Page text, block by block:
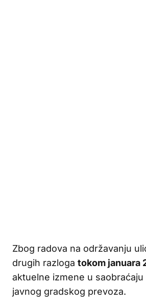
Zbog radova na održavanju
drugih razloga tokom januara
aktuelne izmene u saobraćaju
javnog gradskog prevoza.